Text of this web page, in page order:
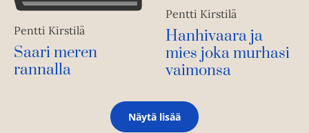
Pentti Kirstilä
Saari meren
rannalla
Pentti Kirstilä
Hanhivaara ja
mies joka murhasi
vaimonsa
Näytä lisää